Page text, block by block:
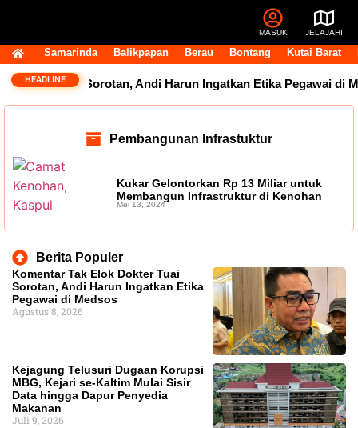
MASUK JELAJAHI
Samarinda Balikpapan Berau Bontang Kutai Barat
HEADLINE
Dokter Tuai Sorotan, Andi Harun Ingatkan Etika Pegawai di
Pembangunan Infrastuktur
Kukar Gelontorkan Rp 13 Miliar untuk
Membangun Infrastruktur di Kenohan
Mei 13, 2024
Berita Populer
Komentar Tak Elok Dokter Tuai
Sorotan, Andi Harun Ingatkan Etika
Pegawai di Medsos
Agustus 8, 2026
Kejagung Telusuri Dugaan Korupsi
MBG, Kejari se-Kaltim Mulai Sisir
Data hingga Dapur Penyedia
Makanan
Juli 9, 2026